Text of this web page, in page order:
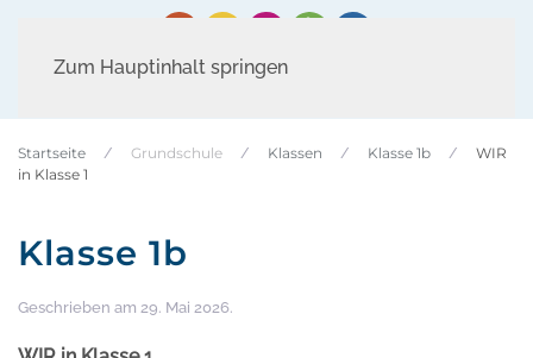
Zum Hauptinhalt springen
Startseite Grundschule Klassen Klasse 1b
WIR
in Klasse 1
Klasse 1b
Geschrieben am 29. Mai 2026.